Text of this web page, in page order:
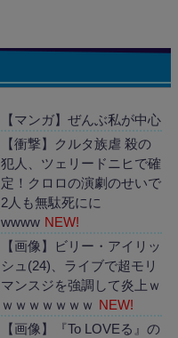
【マンガ】ぜんぶ私が中心
【衝撃】クルタ族虐 殺の
犯人、ツェリードニヒで確
定！クロロの演劇のせいで
2人も無駄死にに
wwww NEW!
【画像】ビリー・アイリッ
シュ(24)、ライブで超モリ
マンスジを強調して炎上ｗ
ｗｗｗｗｗｗｗ NEW!
【画像】『To LOVEる』の